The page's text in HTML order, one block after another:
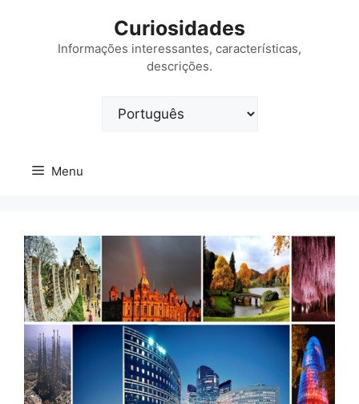
Curiosidades
Informações interessantes, características,
descrições.
Escolha
Menu